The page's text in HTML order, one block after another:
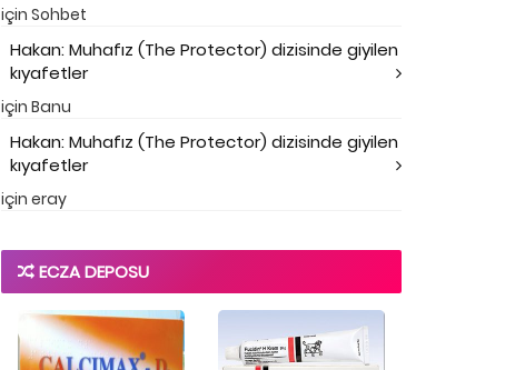
için Sohbet
Hakan: Muhafız (The Protector) dizisinde giyilen
kıyafetler
için Banu
Hakan: Muhafız (The Protector) dizisinde giyilen
kıyafetler
için eray
ECZA DEPOSU